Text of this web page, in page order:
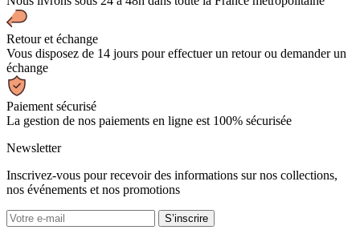
Retour et échange
Vous disposez de 14 jours pour effectuer un retour ou demander un
échange
Paiement sécurisé
La gestion de nos paiements en ligne est 100% sécurisée
Newsletter
Inscrivez-vous pour recevoir des informations sur nos collections,
nos événements et nos promotions